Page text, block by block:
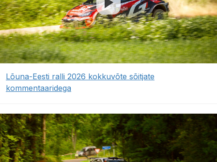
Lõuna-Eesti ralli 2026 kokkuvõte sõitjate
kommentaaridega